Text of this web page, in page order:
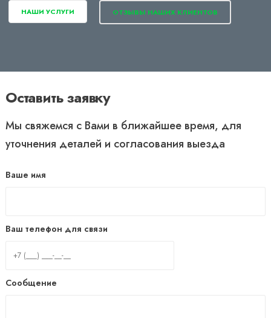
НАШИ УСЛУГИ ОТЗЫВЫ НАШИХ КЛИЕНТОВ
Оставить заявку
Мы свяжемся с Вами в ближайшее время, для
уточнения деталей и согласования выезда
Ваше имя
Ваш телефон для связи
Сообщение